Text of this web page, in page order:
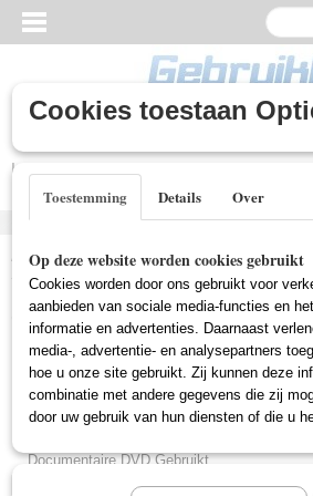
Inloggen
Home >Gebruikte DVD's>Drama DVD
Gebruikte DVD's
Actie DVD Gebruikt
Box Sets Gebruikt
Documentaire DVD Gebruikt
Drama DVD Gebruikt
Cookies toestaan
Toestemming Details Over
Op deze website worden cookies gebruikt
Cookies worden door ons gebruikt voor
aanbieden van sociale media-functies en
informatie en advertenties. Daarnaast
media-, advertentie- en analysepartners
hoe u onze site gebruikt. Zij kunnen deze
combinatie met andere gegevens die zij
door uw gebruik van hun diensten of die u